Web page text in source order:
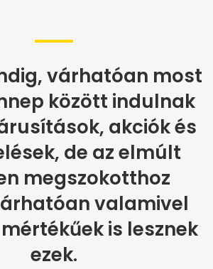
várhatóan most
között indulnak
akciók és
de az elmúlt
megszokotthoz
valamivel
is lesznek
ezek.